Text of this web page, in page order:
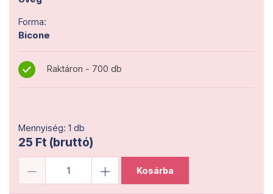
Forma:
Bicone
Raktáron - 700 db
Mennyiség: 1 db
25 Ft (bruttó)
Kosárba